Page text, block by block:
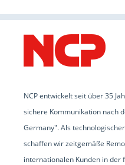
NCP entwickelt seit über 35
sichere Kommunikation nach
Germany". Als
schaffen wir zeitgemäße
internationalen Kunden in der